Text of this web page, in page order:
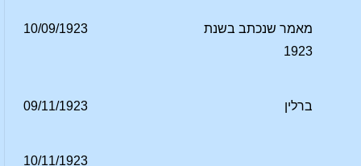
מאמר שנכתב בשנת
1923
10/09/1923
ברלין 09/11/1923
10/11/1923